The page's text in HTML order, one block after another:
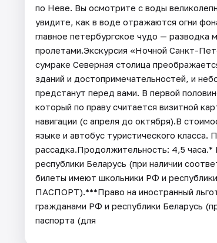
по Неве. Вы осмотрите с воды
увидите, как в воде отражаются огни
главное петербургское чудо —
пролетами.Экскурсия «Ночной Санкт-
сумраке Северная столица
зданий и достопримечательностей, и
предстанут перед вами. В первой
который по праву считается визитной
навигации (с апреля до октября).В
языке и автобус туристического
рассадка.Продолжительность: 4,5
республики Беларусь (при наличии
билеты имеют школьники РФ и
ПАСПОРТ).***Право на иностранный
гражданами РФ и республики Беларусь
паспорта (для